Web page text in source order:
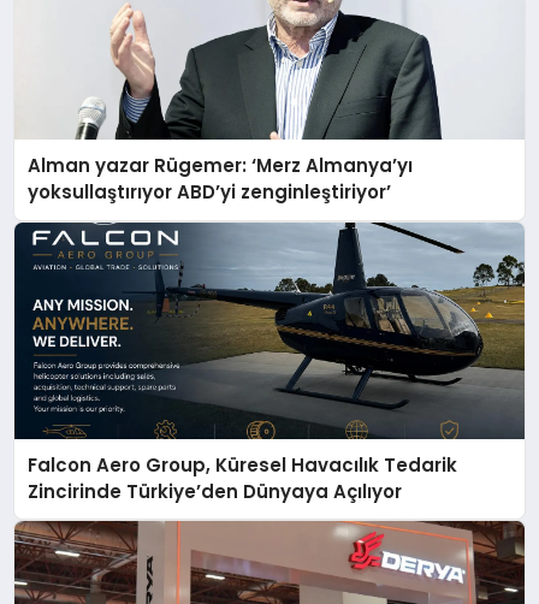
Alman yazar Rügemer: ‘Merz Almanya’yı
yoksullaştırıyor ABD’yi zenginleştiriyor’
Falcon Aero Group, Küresel Havacılık Tedarik
Zincirinde Türkiye’den Dünyaya Açılıyor